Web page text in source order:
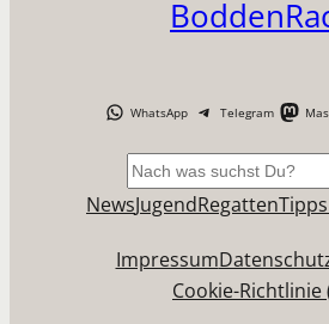
WhatsApp Telegram
Suchen
NewsJugendRegatten
Impressum
Cookie-Richtlinie